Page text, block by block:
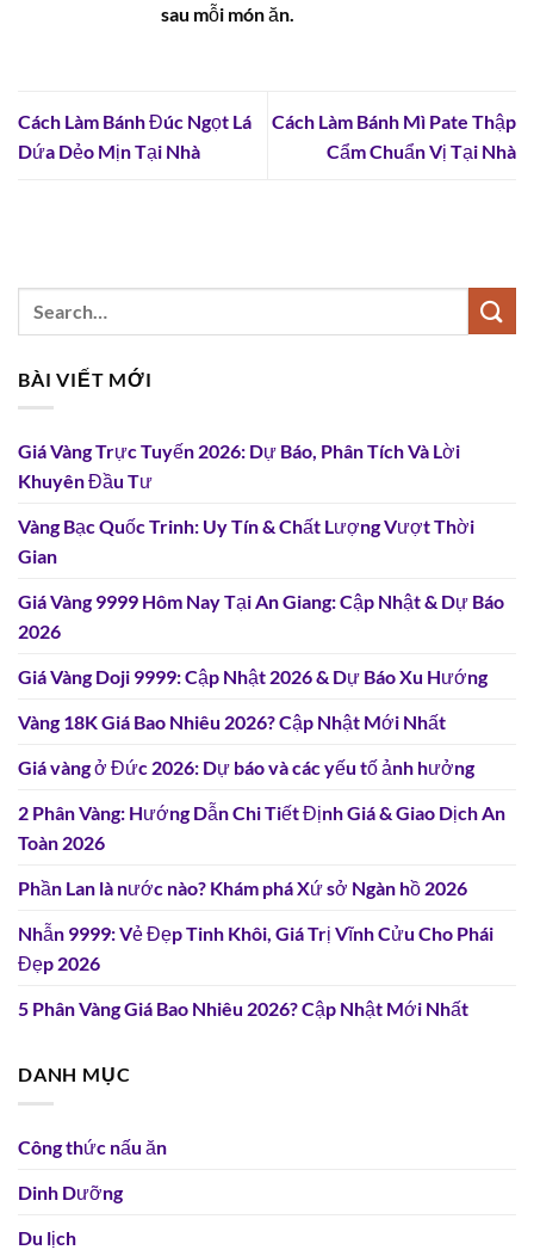
sau mỗi món ăn.
Cách Làm Bánh Đúc Ngọt Lá
Dứa Dẻo Mịn Tại Nhà
Cách Làm Bánh Mì Pate Thập
Cẩm Chuẩn Vị Tại Nhà
BÀI VIẾT MỚI
Giá Vàng Trực Tuyến 2026: Dự Báo, Phân Tích Và Lời
Khuyên Đầu Tư
Vàng Bạc Quốc Trinh: Uy Tín & Chất Lượng Vượt Thời
Gian
Giá Vàng 9999 Hôm Nay Tại An Giang: Cập Nhật & Dự Báo
2026
Giá Vàng Doji 9999: Cập Nhật 2026 & Dự Báo Xu Hướng
Vàng 18K Giá Bao Nhiêu 2026? Cập Nhật Mới Nhất
Giá vàng ở Đức 2026: Dự báo và các yếu tố ảnh hưởng
2 Phân Vàng: Hướng Dẫn Chi Tiết Định Giá & Giao Dịch An
Toàn 2026
Phần Lan là nước nào? Khám phá Xứ sở Ngàn hồ 2026
Nhẫn 9999: Vẻ Đẹp Tinh Khôi, Giá Trị Vĩnh Cửu Cho Phái
Đẹp 2026
5 Phân Vàng Giá Bao Nhiêu 2026? Cập Nhật Mới Nhất
DANH MỤC
Công thức nấu ăn
Dinh Dưỡng
Du lịch